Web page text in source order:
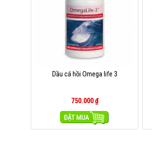
Dầu cá hồi Omega life 3
750.000₫
MUA HÀNG